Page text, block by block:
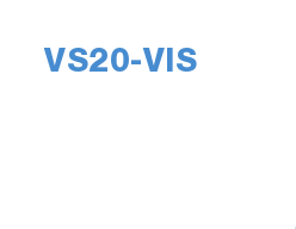
VS20-VIS